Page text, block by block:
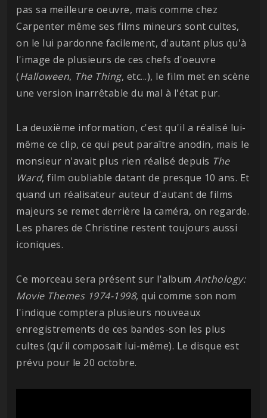
pas sa meilleure oeuvre, mais comme chez
Carpenter même ses films mineurs sont cultes,
on le lui pardonne facilement, d'autant plus qu'à
l'image de plusieurs de ces chefs d'oeuvre
(Halloween, The Thing, etc...), le film met en scène
une version inarrêtable du mal à l'état pur.
La deuxième information, c'est qu'il a réalisé lui-
même ce clip, ce qui peut paraître anodin, mais le
monsieur n'avait plus rien réalisé depuis The
Ward, film oubliable datant de presque 10 ans. Et
quand un réalisateur auteur d'autant de films
majeurs se remet derrière la caméra, on regarde.
Les phares de Christine restent toujours aussi
iconiques.
Ce morceau sera présent sur l'album Anthology:
Movie Themes 1974-1998, qui comme son nom
l'indique comptera plusieurs nouveaux
enregistrements de ces bandes-son les plus
cultes (qu'il composait lui-même). Le disque est
prévu pour le 20 octobre.